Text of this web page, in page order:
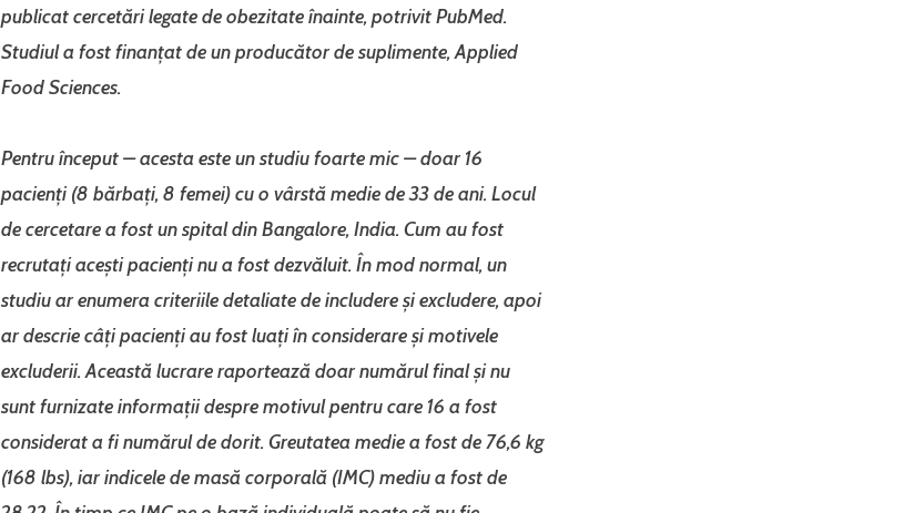
publicat cercetări legate de obezitate înainte, potrivit PubMed.
Studiul a fost finanțat de un producător de suplimente, Applied
Food Sciences.
Pentru început – acesta este un studiu foarte mic – doar 16
pacienți (8 bărbați, 8 femei) cu o vârstă medie de 33 de ani. Locul
de cercetare a fost un spital din Bangalore, India. Cum au fost
recrutați acești pacienți nu a fost dezvăluit. În mod normal, un
studiu ar enumera criteriile detaliate de includere și excludere, apoi
ar descrie câți pacienți au fost luați în considerare și motivele
excluderii. Această lucrare raportează doar numărul final și nu
sunt furnizate informații despre motivul pentru care 16 a fost
considerat a fi numărul de dorit. Greutatea medie a fost de 76,6 kg
(168 lbs), iar indicele de masă corporală (IMC) mediu a fost de